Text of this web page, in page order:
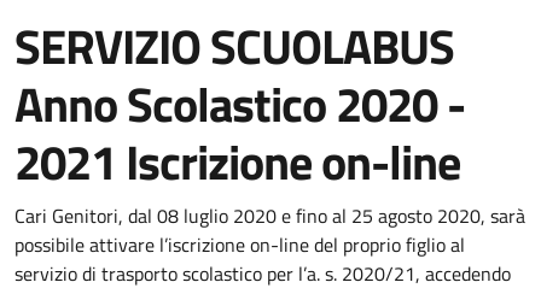
SERVIZIO SCUOLABUS
Anno Scolastico 2020 -
2021 Iscrizione on-line
Dettaglio del documento
Cari Genitori, dal 08 luglio 2020 e fino al 25 agosto 2020, sarà
possibile attivare l’iscrizione on-line del proprio figlio al
servizio di trasporto scolastico per l’a. s. 2020/21, accedendo